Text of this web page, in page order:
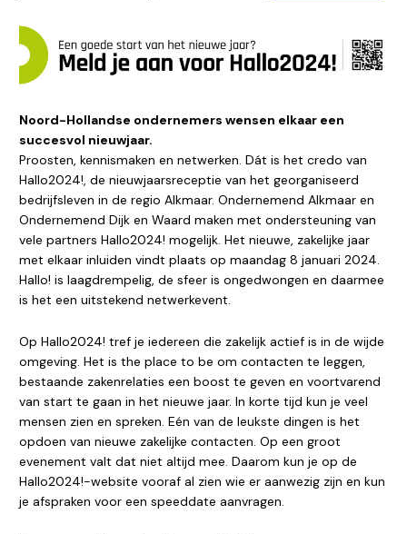
Noord-Hollandse ondernemers wensen elkaar een
succesvol nieuwjaar.
Proosten, kennismaken en netwerken. Dát is het credo van
Hallo2024!, de nieuwjaarsreceptie van het georganiseerd
bedrijfsleven in de regio Alkmaar. Ondernemend Alkmaar en
Ondernemend Dijk en Waard maken met ondersteuning van
vele partners Hallo2024! mogelijk. Het nieuwe, zakelijke jaar
met elkaar inluiden vindt plaats op maandag 8 januari 2024.
Hallo! is laagdrempelig, de sfeer is ongedwongen en daarmee
is het een uitstekend netwerkevent.
Op Hallo2024! tref je iedereen die zakelijk actief is in de wijde
omgeving. Het is the place to be om contacten te leggen,
bestaande zakenrelaties een boost te geven en voortvarend
van start te gaan in het nieuwe jaar. In korte tijd kun je veel
mensen zien en spreken. Eén van de leukste dingen is het
opdoen van nieuwe zakelijke contacten. Op een groot
evenement valt dat niet altijd mee. Daarom kun je op de
Hallo2024!-website vooraf al zien wie er aanwezig zijn en kun
je afspraken voor een speeddate aanvragen.